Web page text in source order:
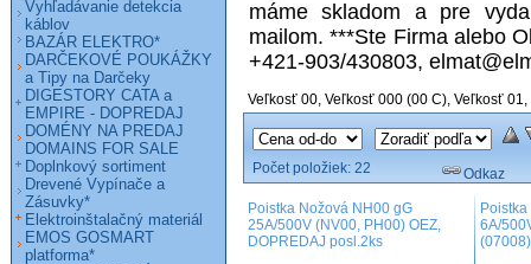
máme skladom a pre
mailom. ***Ste Firma alebo
+421-903/430803,
Veľkosť 00, Veľkosť 000 (00 C), Veľkosť 01,
Počet položiek: 22 Odkaz
Poistka Nožová NH00 gG
25A/500V (NV00, PH00) OEZ,
DOPREDAJ posl.2ks
6A/
(07008)
Vyhľadávanie detekcia
káblov
BAZÁR ELEKTRO*
DARČEKOVÉ POUKÁŽKY
a Tipy na Darčeky
DIGESTORY CATA a
EMPIRE - DOPREDAJ
DOMÉNY NA PREDAJ
DOMAINS FOR SALE
Doplnkový sortiment
Drevené Vypínače a
Zásuvky*
Elektroinštalačný materiál
EMOS GOSMART
platforma*